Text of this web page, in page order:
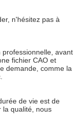
n'hésitez pas à
avant
fichier CAO et
demande, comme la
de vie est de
la qualité, nous